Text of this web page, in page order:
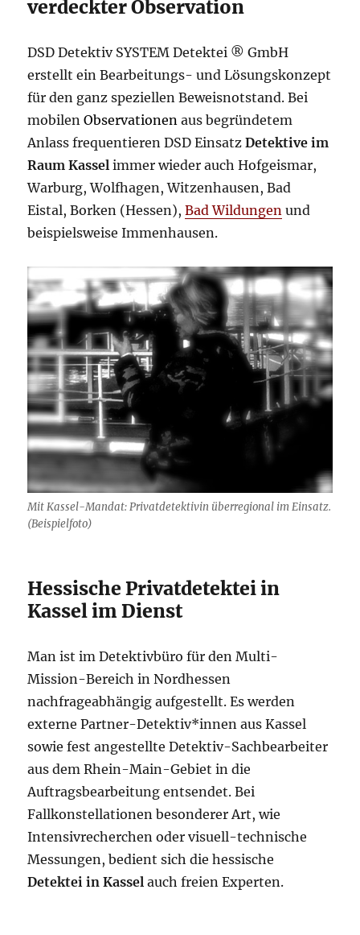
verdeckter Observation
DSD Detektiv SYSTEM Detektei ® GmbH
erstellt ein Bearbeitungs- und Lösungskonzept
für den ganz speziellen Beweisnotstand. Bei
mobilenObservationen aus begründetem
Anlass frequentieren DSD EinsatzDetektive im
Raum Kassel immer wieder auch Hofgeismar,
Warburg, Wolfhagen, Witzenhausen, Bad
Eistal, Borken (Hessen),Bad Wildungen und
beispielsweise Immenhausen.
Mit Kassel-Mandat: Privatdetektivin überregional im Einsatz.
(Beispielfoto)
Hessische Privatdetektei in
Kassel im Dienst
Man ist im Detektivbüro für den Multi-
Mission-Bereich in Nordhessen
nachfrageabhängig aufgestellt. Es werden
externe Partner-Detektiv*innen aus Kassel
sowie fest angestellte Detektiv-Sachbearbeiter
aus dem Rhein-Main-Gebiet in die
Auftragsbearbeitung entsendet. Bei
Fallkonstellationen besonderer Art, wie
Intensivrecherchen oder visuell-technische
Messungen, bedient sich die hessische
Detektei in Kassel auch freien Experten.